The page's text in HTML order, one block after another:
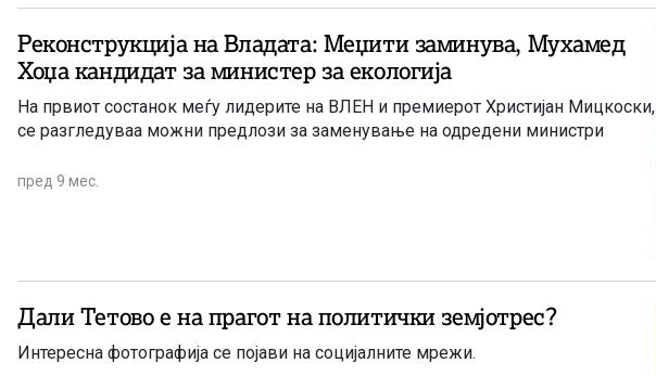
Реконструкција на Владата: Меџити заминува, Мухамед
Хоџа кандидат за министер за екологија
На првиот состанок меѓу лидерите на ВЛЕН и премиерот Христијан Мицкоски,
се разгледуваа можни предлози за заменување на одредени министри
пред 9 мес.
Дали Тетово е на прагот на политички земјотрес?
Интересна фотографија се појави на социјалните мрежи.